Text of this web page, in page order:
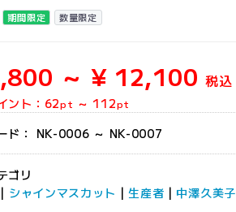
期間限定 数量限定
～ ¥ 12,100 税込
ント： 62pt ～ 112pt
ド： NK-0006 ～ NK-0007
ゴリ
| シャインマスカット |生産者 | 中澤久美子